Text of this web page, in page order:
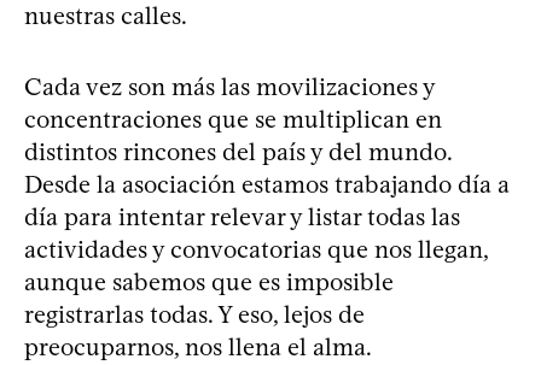
nuestras calles.
Cada vez son más las movilizaciones y
concentraciones que se multiplican en
distintos rincones del país y del mundo.
Desde la asociación estamos trabajando día a
día para intentar relevar y listar todas las
actividades y convocatorias que nos llegan,
aunque sabemos que es imposible
registrarlas todas. Y eso, lejos de
preocuparnos, nos llena el alma.